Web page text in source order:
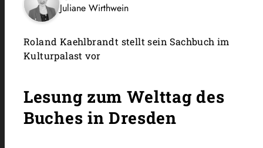
Juliane Wirthwein
Roland Kaehlbrandt stellt sein Sachbuch im
Kulturpalast vor
Lesung zum Welttag des
Buches in Dresden